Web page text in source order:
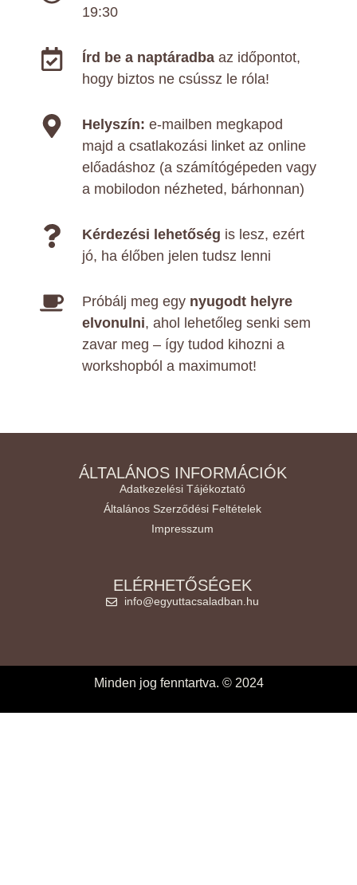
19:30
Írd be a naptáradbaaz időpontot,
hogy biztos ne csússz le róla!
Helyszín: e-mailben megkapod
majd a csatlakozási linket az online
előadáshoz (a számítógépeden vagy
a mobilodon nézheted, bárhonnan)
Kérdezési lehetőség is lesz, ezért
jó, ha élőben jelen tudsz lenni
Próbálj meg egy nyugodt helyre
elvonulni, ahol lehetőleg senki sem
zavar meg – így tudod kihozni a
workshopból a maximumot!
ÁLTALÁNOS INFORMÁCIÓK
Adatkezelési Tájékoztató
Általános Szerződési Feltételek
Impresszum
ELÉRHETŐSÉGEK
info@egyuttacsaladban.hu
Minden jog fenntartva. © 2024